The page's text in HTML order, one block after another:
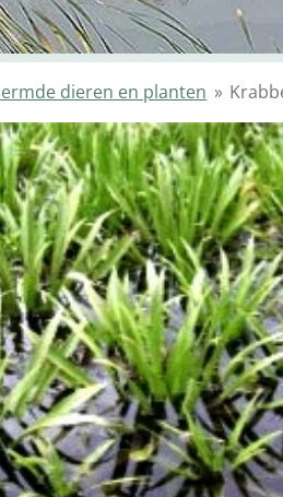
dieren en planten »